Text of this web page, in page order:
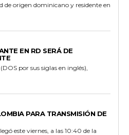
de origen dominicano y residente en
EN RD SERÁ DE
por sus siglas en inglés),
PARA TRANSMISIÓN DE
este viernes, a las 10:40 de la